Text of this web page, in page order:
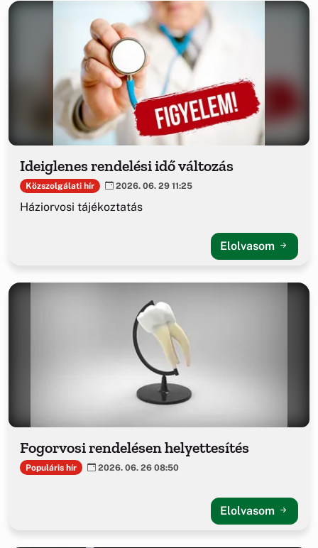
Ideiglenes rendelési idő változás
Közszolgálati hír 2026. 06. 29 11:25
Háziorvosi tájékoztatás
Elolvasom
Fogorvosi rendelésen helyettesítés
Populáris hír 2026. 06. 26 08:50
Elolvasom